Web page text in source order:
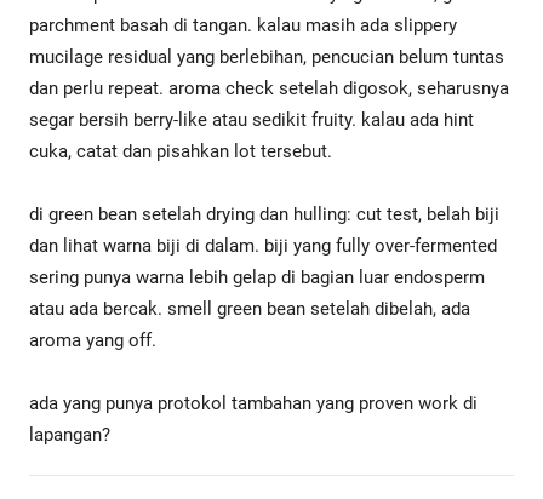
parchment basah di tangan. kalau masih ada slippery
mucilage residual yang berlebihan, pencucian belum tuntas
dan perlu repeat. aroma check setelah digosok, seharusnya
segar bersih berry-like atau sedikit fruity. kalau ada hint
cuka, catat dan pisahkan lot tersebut.
di green bean setelah drying dan hulling: cut test, belah biji
dan lihat warna biji di dalam. biji yang fully over-fermented
sering punya warna lebih gelap di bagian luar endosperm
atau ada bercak. smell green bean setelah dibelah, ada
aroma yang off.
ada yang punya protokol tambahan yang proven work di
lapangan?